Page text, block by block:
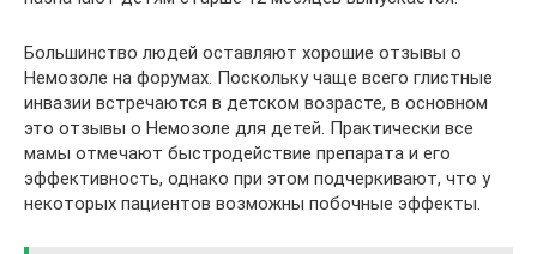
Большинство людей оставляют хорошие отзывы о
Немозоле на форумах. Поскольку чаще всего глистные
инвазии встречаются в детском возрасте, в основном
это отзывы о Немозоле для детей. Практически все
мамы отмечают быстродействие препарата и его
эффективность, однако при этом подчеркивают, что у
некоторых пациентов возможны побочные эффекты.